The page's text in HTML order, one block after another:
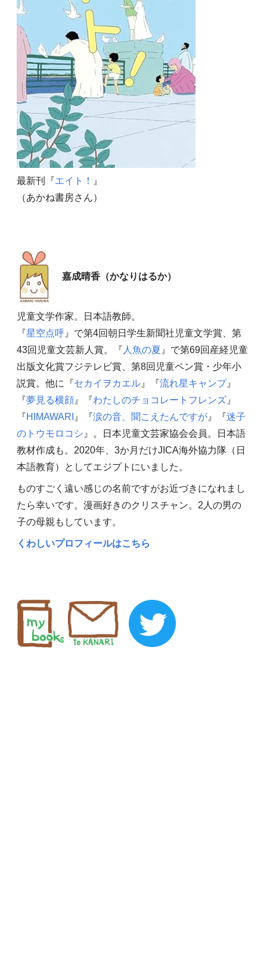
最新刊『エイト！
』
（あかね書房さん）
嘉成晴香（かなりはるか）
児童文学作家。日本語教師。
『星空点呼』で第4回朝日学生新聞社児童文学賞、第
43回児童文芸新人賞。『 人魚の夏 』で第69回産経児童
出版文化賞フジテレビ賞、第8回児童ペン賞・少年小
説賞。他に『セカイヲカエル』『流れ星キャンプ』
『夢見る横顔』『わたしのチョコレートフレンズ』
『HIMAWARI 』『涙の音、聞こえたんですが』『迷子
のトウモロコシ 』。日本児童文芸家協会会員。日本語
教材作成も。2020年、3か月だけJICA海外協力隊（日
本語教育）としてエジプトにいました。
ものすごく遠い感じの名前ですがお近づきになれまし
たら幸いです。漫画好きのクリスチャン。2人の男の
子の母親もしています。
くわしいプロフィールはこちら